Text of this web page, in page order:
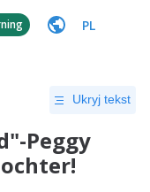
PL
Ukryj tekst
Peggy